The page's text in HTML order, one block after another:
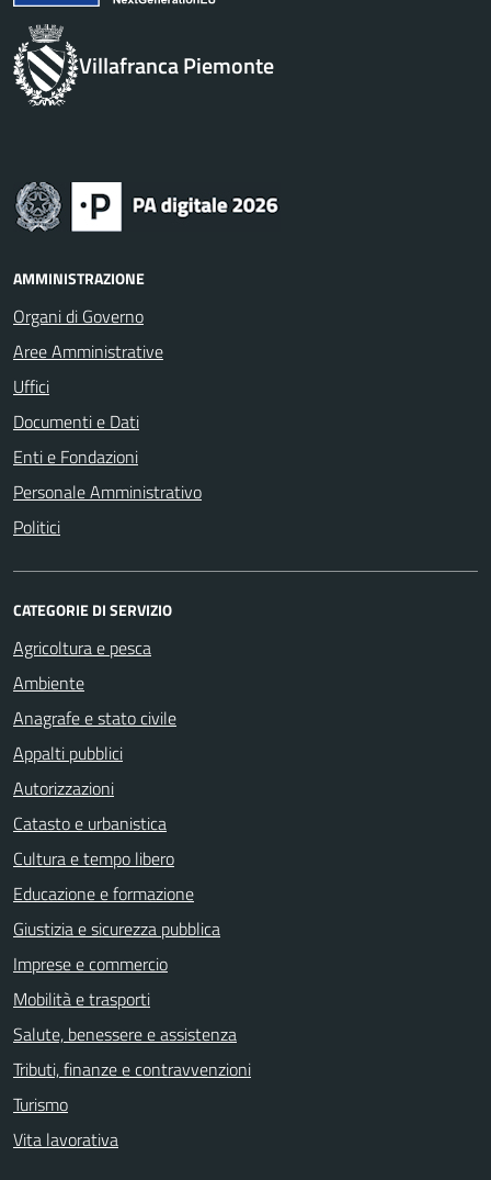
Villafranca Piemonte
AMMINISTRAZIONE
Organi di Governo
Aree Amministrative
Uffici
Documenti e Dati
Enti e Fondazioni
Personale Amministrativo
Politici
CATEGORIE DI SERVIZIO
Agricoltura e pesca
Ambiente
Anagrafe e stato civile
Appalti pubblici
Autorizzazioni
Catasto e urbanistica
Cultura e tempo libero
Educazione e formazione
Giustizia e sicurezza pubblica
Imprese e commercio
Mobilità e trasporti
Salute, benessere e assistenza
Tributi, finanze e contravvenzioni
Turismo
Vita lavorativa